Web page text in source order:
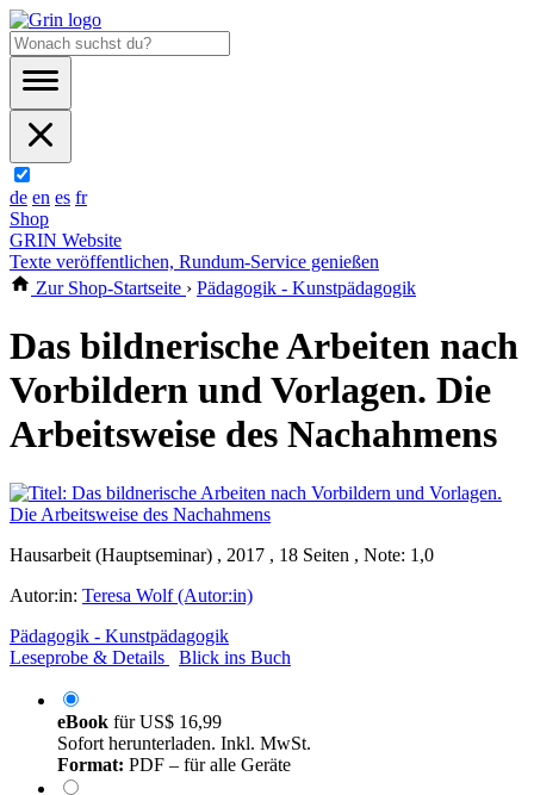
de en es fr
Shop
GRIN Website
Texte veröffentlichen, Rundum-Service genießen
Zur Shop-Startseite › Pädagogik - Kunstpädagogik
Das bildnerische Arbeiten nach
Vorbildern und Vorlagen. Die
Arbeitsweise des Nachahmens
Hausarbeit (Hauptseminar) , 2017 , 18 Seiten , Note: 1,0
Autor:in: Teresa Wolf (Autor:in)
Pädagogik - Kunstpädagogik
Leseprobe & Details
Blick ins Buch
eBook fürUS$ 16,99
Sofort herunterladen. Inkl. MwSt.
Format: PDF – für alle Geräte